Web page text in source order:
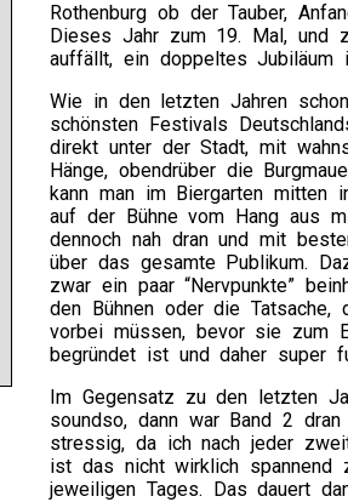
Rothenburg ob der Tauber,
Dieses Jahr zum 19. Mal, und
auffällt, ein doppeltes Jubiläum
Wie in den letzten Jahren
schönsten Festivals
direkt unter der Stadt, mit
Hänge, obendrüber die
kann man im Biergarten mitten
auf der Bühne vom Hang aus
dennoch nah dran und mit
über das gesamte Publikum.
zwar ein paar “Nervpunkte”
den Bühnen oder die Tatsache,
vorbei müssen, bevor sie zum
begründet ist und daher super
Im Gegensatz zu den letzten
soundso, dann war Band 2
stressig, da ich nach jeder
ist das nicht wirklich
jeweiligen Tages. Das dauert